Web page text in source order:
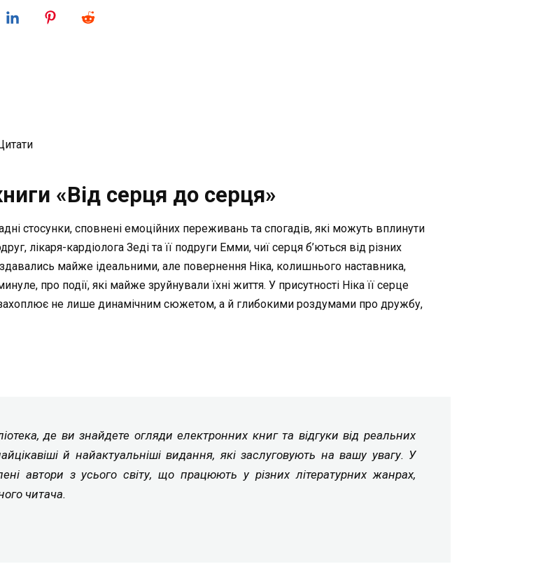
«Від серця до серця»
стосунки, сповнені емоційних переживань та спогадів, які можуть вплинути
лікаря-кардіолога Зеді та її подруги Емми, чиї серця б’ються від різних
майже ідеальними, але повернення Ніка, колишнього наставника,
про події, які майже зруйнували їхні життя. У присутності Ніка її серце
не лише динамічним сюжетом, а й глибокими роздумами про дружбу,
де ви знайдете огляди електронних книг та відгуки від реальних
й найактуальніші видання, які заслуговують на вашу увагу. У
автори з усього світу, що працюють у різних літературних жанрах,
читача.